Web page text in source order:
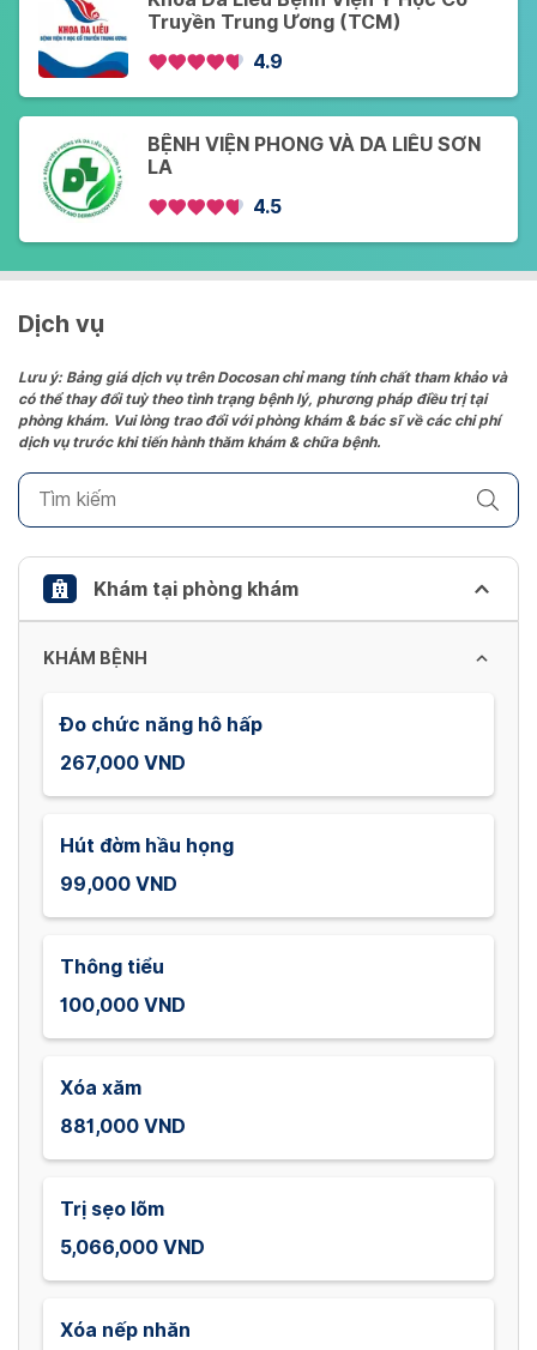
Truyền Trung Ương (TCM)
4.9
BỆNH VIỆN PHONG VÀ DA LIỄU SƠN
LA
4.5
Dịch vụ
Lưu ý: Bảng giá dịch vụ trên Docosan chỉ mang tính chất tham khảo và
có thể thay đổi tuỳ theo tình trạng bệnh lý, phương pháp điều trị tại
phòng khám. Vui lòng trao đổi với phòng khám & bác sĩ về các chi phí
dịch vụ trước khi tiến hành thăm khám & chữa bệnh.
Khám tại phòng khám
KHÁM BỆNH
Đo chức năng hô hấp
267,000 VND
Hút đờm hầu họng
99,000 VND
Thông tiểu
100,000 VND
Xóa xăm
881,000 VND
Trị sẹo lõm
5,066,000 VND
Xóa nếp nhăn